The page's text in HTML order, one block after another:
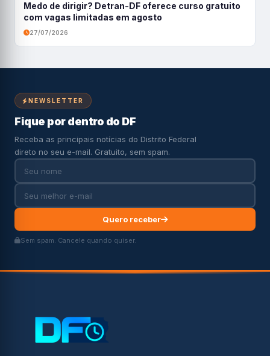
Medo de dirigir? Detran-DF oferece curso gratuito
com vagas limitadas em agosto
27/07/2026
NEWSLETTER
Fique por dentro do DF
Receba as principais notícias do Distrito Federal
direto no seu e-mail. Gratuito, sem spam.
Quero receber
Sem spam. Cancele quando quiser.